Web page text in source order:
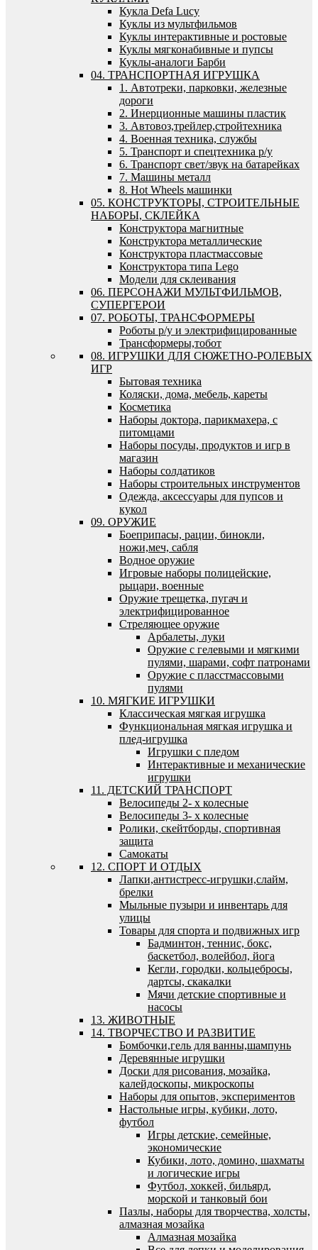
Кукла Defa Lucy
Куклы из мультфильмов
Куклы интерактивные и ростовые
Куклы мягконабивные и пупсы
Куклы-аналоги Барби
04. ТРАНСПОРТНАЯ ИГРУШКА
1. Автотреки, парковки, железные
дороги
2. Инерционные машины пластик
3. Автовоз,трейлер,стройтехника
4. Военная техника, службы
5. Транспорт и спецтехника р/у
6. Транспорт свет/звук на батарейках
7. Машины металл
8. Hot Wheels машинки
05. КОНСТРУКТОРЫ, СТРОИТЕЛЬНЫЕ
НАБОРЫ, СКЛЕЙКА
Конструктора магнитные
Конструктора металлические
Конструктора пластмассовые
Конструктора типа Lego
Модели для склеивания
06. ПЕРСОНАЖИ МУЛЬТФИЛЬМОВ,
СУПЕРГЕРОИ
07. РОБОТЫ, ТРАНСФОРМЕРЫ
Роботы р/у и электрифицированные
Трансформеры,тобот
08. ИГРУШКИ ДЛЯ СЮЖЕТНО-РОЛЕВЫХ
ИГР
Бытовая техника
Коляски, дома, мебель, кареты
Косметика
Наборы доктора, парикмахера, с
питомцами
Наборы посуды, продуктов и игр в
магазин
Наборы солдатиков
Наборы строительных инструментов
Одежда, аксессуары для пупсов и
кукол
09. ОРУЖИЕ
Боеприпасы, рации, бинокли,
ножи,меч, сабля
Водное оружие
Игровые наборы полицейские,
рыцари, военные
Оружие трещетка, пугач и
электрифицированное
Стреляющее оружие
Арбалеты, луки
Оружие с гелевыми и мягкими
пулями, шарами, софт патронами
Оружие с пласстмассовыми
пулями
10. МЯГКИЕ ИГРУШКИ
Классическая мягкая игрушка
Функциональная мягкая игрушка и
плед-игрушка
Игрушки с пледом
Интерактивные и механические
игрушки
11. ДЕТСКИЙ ТРАНСПОРТ
Велосипеды 2- х колесные
Велосипеды 3- х колесные
Ролики, скейтборды, спортивная
защита
Самокаты
12. СПОРТ И ОТДЫХ
Лапки,антистресс-игрушки,слайм,
брелки
Мыльные пузыри и инвентарь для
улицы
Товары для спорта и подвижных игр
Бадминтон, теннис, бокс,
баскетбол, волейбол, йога
Кегли, городки, кольцебросы,
дартсы, скакалки
Мячи детские спортивные и
насосы
13. ЖИВОТНЫЕ
14. ТВОРЧЕСТВО И РАЗВИТИЕ
Бомбочки,гель для ванны,шампунь
Деревянные игрушки
Доски для рисования, мозайка,
калейдоскопы, микроскопы
Наборы для опытов, экспериментов
Настольные игры, кубики, лото,
футбол
Игры детские, семейные,
экономические
Кубики, лото, домино, шахматы
и логические игры
Футбол, хоккей, бильярд,
морской и танковый бои
Пазлы, наборы для творчества, холсты,
алмазная мозайка
Алмазная мозайка